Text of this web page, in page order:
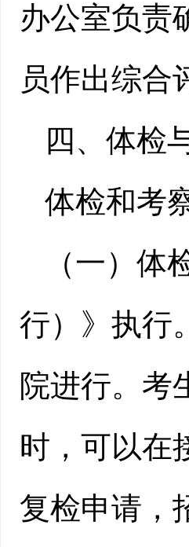
办公室负责
员作出综合
四、体检
体检和考
（一）
行）》执行
院进行。考
时，可以在
复检申请，